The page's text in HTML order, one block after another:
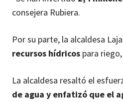
consejera Rubiera.
Por su parte, la alcaldesa
recursos hídricos para
La alcaldesa resaltó el
de agua y enfatizó que el